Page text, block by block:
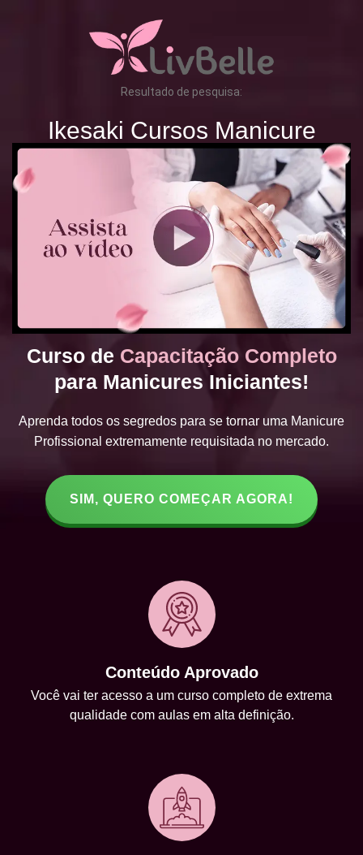
Resultado de pesquisa:
Ikesaki Cursos Manicure
Curso de Capacitação Completo
para Manicures Iniciantes!
Aprenda todos os segredos para se tornar uma Manicure
Profissional extremamente requisitada no mercado.
SIM, QUERO COMEÇAR AGORA!
Conteúdo Aprovado
Você vai ter acesso a um curso completo de extrema
qualidade com aulas em alta definição.